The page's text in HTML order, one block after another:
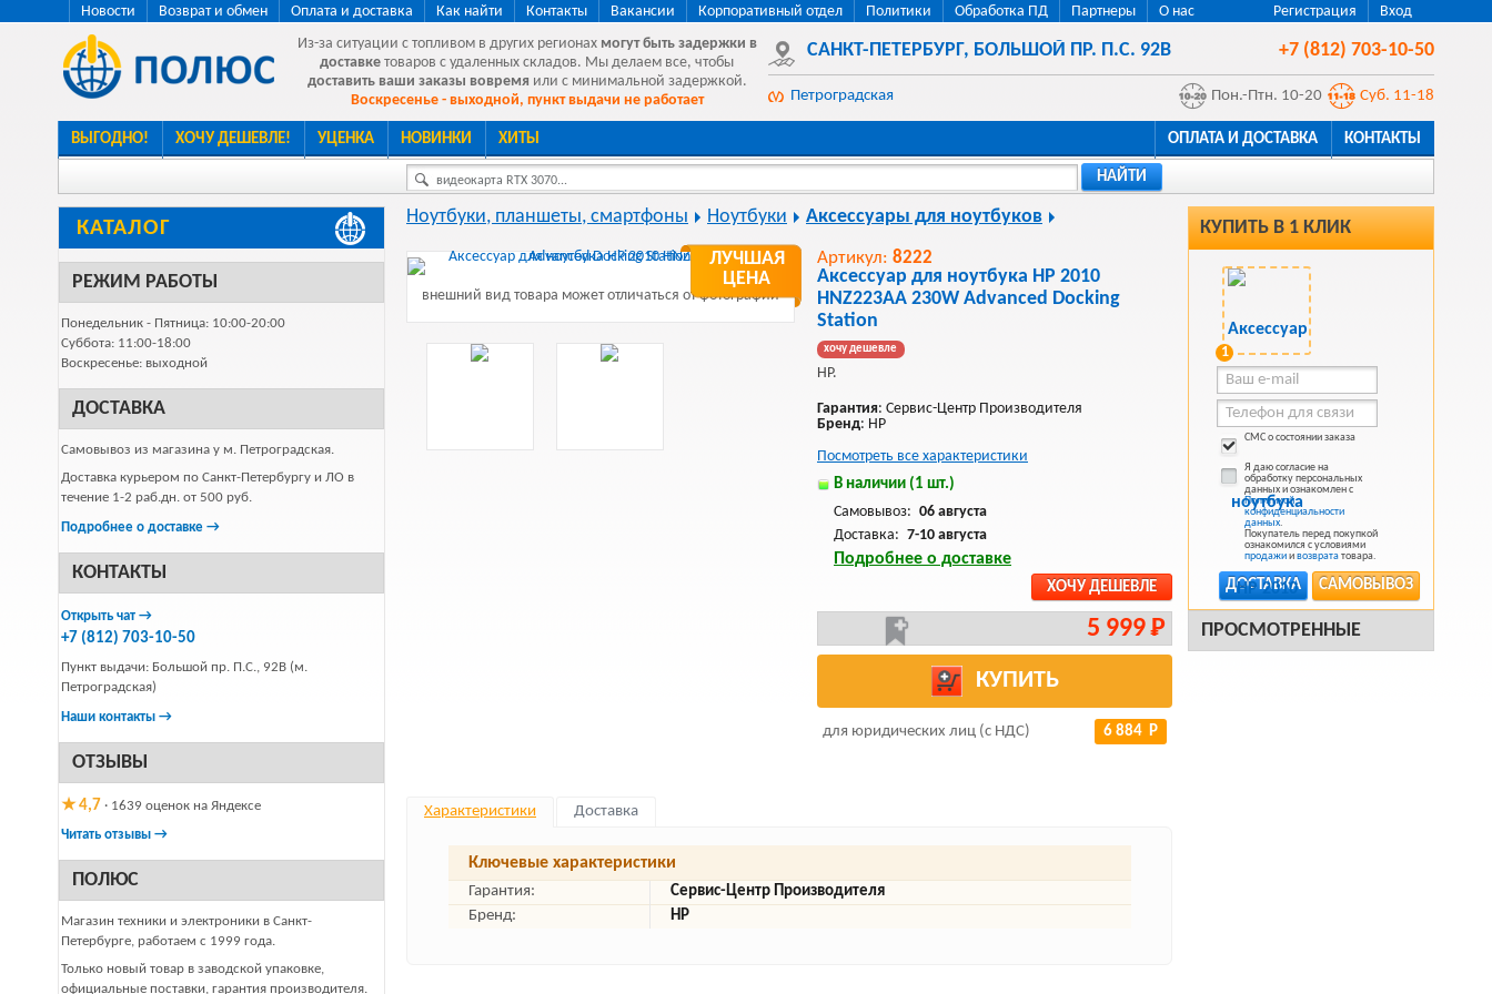
Регистрация Вход
Новости Возврат и обмен Оплата и доставка Как найти Контакты Вакансии Корпоративный отдел Политики Обработка ПД Партнеры
О нас
Из-за ситуации с топливом в других регионах могут быть задержки в
доставке товаров с удаленных складов. Мы делаем все, чтобы
доставить ваши заказы вовремя или с минимальной задержкой.
Воскресенье - выходной, пункт выдачи не работает
САНКТ-ПЕТЕРБУРГ, БОЛЬШОЙ ПР. П.С. 92В +7 (812) 703-10-50
Петроградская Пон.-Птн. 10-20 Суб. 11-18
ВЫГОДНО! ХОЧУ ДЕШЕВЛЕ! УЦЕНКА НОВИНКИ ХИТЫ ОПЛАТА И ДОСТАВКА КОНТАКТЫ
видеокарта RTX 3070... НАЙТИ
КАТАЛОГ
РЕЖИМ РАБОТЫ
Понедельник - Пятница: 10:00-20:00
Суббота: 11:00-18:00
Воскресенье: выходной
ДОСТАВКА
Самовывоз из магазина у м. Петроградская.
Доставка курьером по Санкт-Петербургу и ЛО в
течение 1-2 раб.дн. от 500 руб.
Подробнее о доставке →
КОНТАКТЫ
Открыть чат →
+7 (812) 703-10-50
Пункт выдачи: Большой пр. П.С., 92В (м.
Петроградская)
Наши контакты →
ОТЗЫВЫ
★ 4,7 · 1639 оценок на Яндексе
Читать отзывы →
ПОЛЮС
Магазин техники и электроники в Санкт-
Петербурге, работаем с 1999 года.
Только новый товар в заводской упаковке,
официальные поставки, гарантия производителя.
КУПИТЬ В 1 КЛИК
1
СМС о состоянии заказа
Я даю согласие на
обработку персональных
данных и ознакомлен с
Политикой
конфиденциальности
данных.
Покупатель перед покупкой
ознакомился с условиями
продажиивозврататовара.
САМОВЫВОЗ
ДОСТАВКА
ПРОСМОТРЕННЫЕ
Ноутбуки, планшеты, смартфоны Ноутбуки
Аксессуары для ноутбуков
ЛУЧШАЯ
ЦЕНА
внешний вид товара может отличаться от фотографии
Артикул: 8222
Аксессуар для ноутбука HP 2010
HNZ223AA 230W Advanced Docking
Station
хочу дешевле
HP.
Гарантия: Сервис-Центр Производителя
Бренд: HP
Посмотреть все характеристики
В наличии (1 шт.)
Самовывоз: 06 августа
Доставка: 7-10 августа
Подробнее о доставке
ХОЧУ ДЕШЕВЛЕ
5 999 Р
КУПИТЬ
для юридических лиц (с НДС) 6 884 Р
Характеристики Доставка
Ключевые характеристики
Гарантия:
Сервис-Центр Производителя
Бренд:
HP